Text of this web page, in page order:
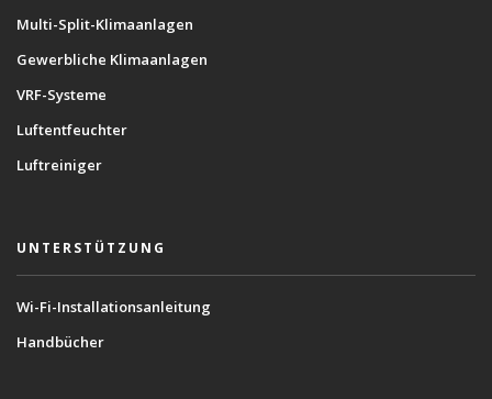
Multi-Split-Klimaanlagen
Gewerbliche Klimaanlagen
VRF-Systeme
Luftentfeuchter
Luftreiniger
UNTERSTÜTZUNG
Wi-Fi-Installationsanleitung
Handbücher